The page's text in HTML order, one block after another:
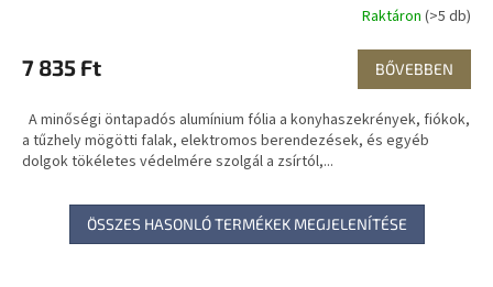
Raktáron (>5 db)
7 835 Ft BŐVEBBEN
A minőségi öntapadós alumínium fólia a konyhaszekrények, fiókok,
a tűzhely mögötti falak, elektromos berendezések, és egyéb
dolgok tökéletes védelmére szolgál a zsírtól,...
ÖSSZES HASONLÓ TERMÉKEK MEGJELENÍTÉSE